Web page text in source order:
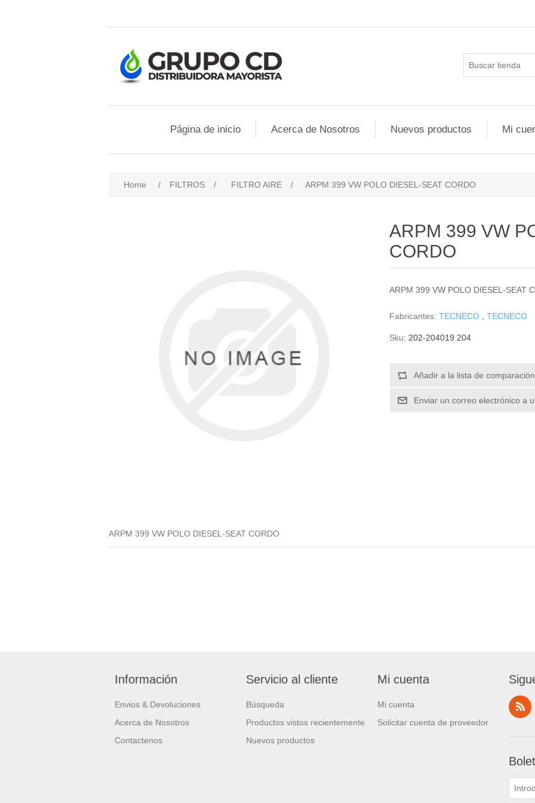
Página de inicio Acerca de Nosotros Nuevos productos Mi
Home / FILTROS / FILTRO AIRE / ARPM 399 VW POLO DIESEL-SEAT CORDO
ARPM 399 VW
CORDO
ARPM 399 VW POLO DIESEL-SEAT
Fabricantes: TECNECO TECNECO
Sku: 202-204019 204
ARPM 399 VW POLO DIESEL-SEAT CORDO
Información
Envios & Devoluciones
Acerca de Nosotros
Contactenos
Servicio al cliente
Búsqueda
Productos vistos recientemente
Nuevos productos
Mi cuenta
Mi cuenta
Solicitar cuenta de proveedor